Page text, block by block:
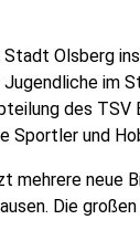
Olsberg
Jugendliche im
des
Sportler und
mehrere neue
Die